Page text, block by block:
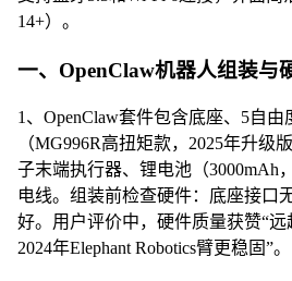
14+）。
一、OpenClaw机器人组装与
1、OpenClaw套件包含底座、5自
（MG996R高扭矩款，2025年升级
子末端执行器、锂电池（3000mAh
电线。组装前检查硬件：底座接口
好。用户评价中，硬件质量获赞“
2024年Elephant Robotics臂更稳固”。